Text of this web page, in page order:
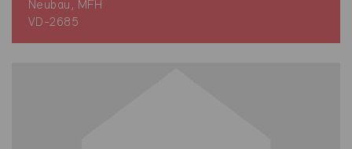
Neubau, MFH
VD-2685